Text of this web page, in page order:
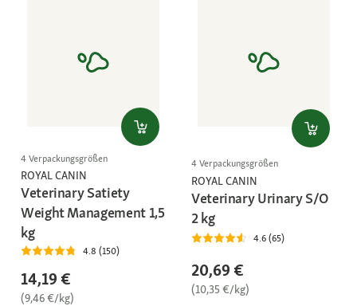
4 Verpackungsgrößen
ROYAL CANIN
Veterinary Satiety
Weight Management 1,5
kg
4.8 (150)
14,19 €
(9,46 €/kg)
4 Verpackungsgrößen
ROYAL CANIN
Veterinary Urinary S/O
2 kg
4.6 (65)
20,69 €
(10,35 €/kg)